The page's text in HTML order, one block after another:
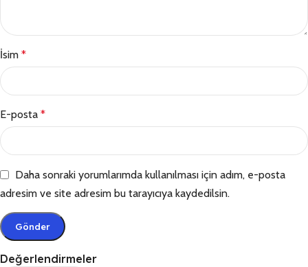
Değerlendirmeler
İsim *
E-posta *
Daha sonraki yorumlarımda kullanılması için adım, e-posta
adresim ve site adresim bu tarayıcıya kaydedilsin.